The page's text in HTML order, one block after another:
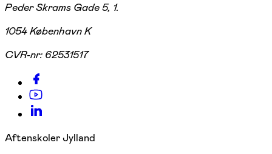
Peder Skrams Gade 5, 1.
1054 København K
CVR-nr: 62531517
Aftenskoler Jylland